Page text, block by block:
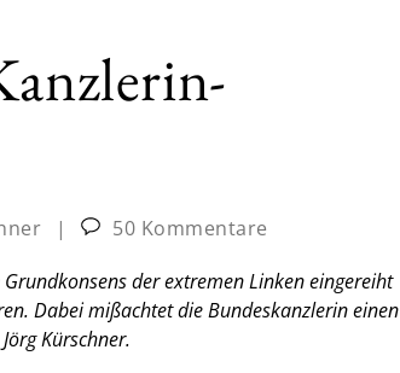
|
50 Kommentare
der extremen Linken eingereiht
Dabei mißachtet die Bundeskanzlerin einen
Kürschner.